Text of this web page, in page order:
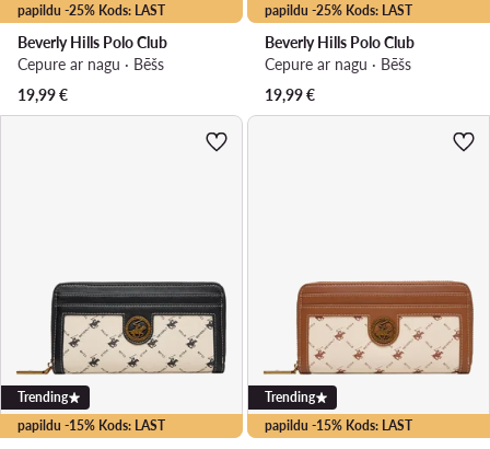
papildu -25% Kods: LAST
Beverly Hills Polo Club
Cepure ar nagu · Bēšs
19,99€
papildu -25% Kods: LAST
Beverly Hills Polo Club
Cepure ar nagu · Bēšs
19,99€
papildu -15% Kods: LAST
Trending
papildu -15% Kods: LAST
Trending